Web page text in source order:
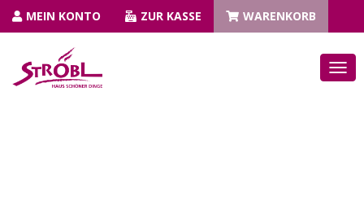
MEIN KONTO ZUR KASSE WARENKORB
N